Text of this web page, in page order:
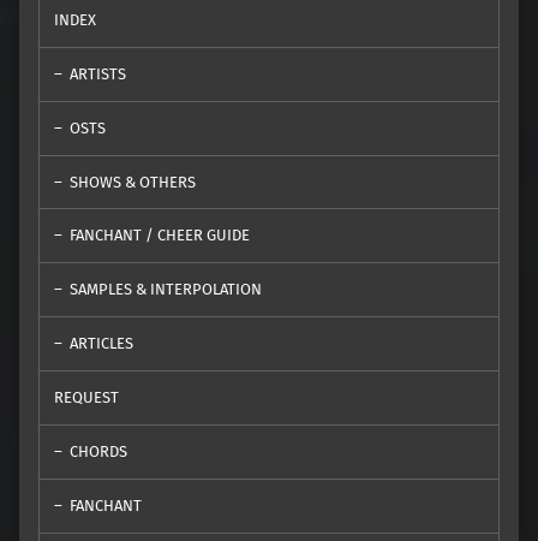
INDEX
ARTISTS
OSTS
SHOWS & OTHERS
FANCHANT / CHEER GUIDE
SAMPLES & INTERPOLATION
ARTICLES
REQUEST
CHORDS
FANCHANT